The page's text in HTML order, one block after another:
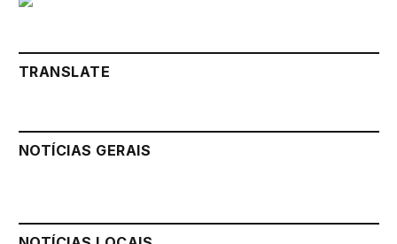
TRANSLATE
NOTÍCIAS GERAIS